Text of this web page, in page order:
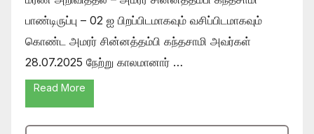
பாண்டிருப்பு – 02 ஐ பிறப்பிடமாகவும் வசிப்பிடமாகவும்
கொண்ட அமரர் சின்னத்தம்பி கந்தசாமி அவர்கள்
28.07.2025 நேற்று காலமானார் …
Read More